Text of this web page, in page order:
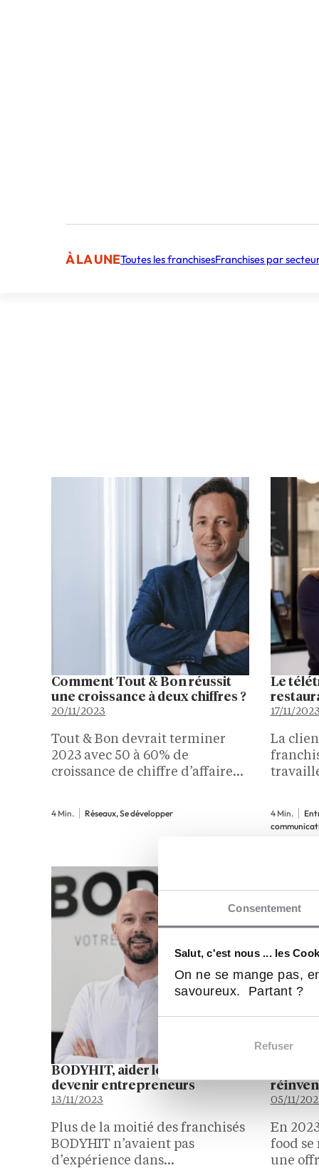
Consentement
Salut, c'est nous ... les
On ne se mange pas,
savoureux. Partant ?
Refuser
À LA UNEToutes les franchisesFranchises par
4 Min. Secteurs
Comment Tout & Bon réussit
une croissance à deux chiffres ?
20/11/2023
Tout & Bon devrait terminer
2023 avec 50 à 60% de
croissance de chiffre d’affaires.
restauration. Marc-Antoine
Toulemonde, dirigeant et
stratégiques. La livraison en
entreprise…
4 Min. Réseaux, Se développer
Le
17/11/
La
Mais
4 Min.
BODYHIT, aider les franchisés à
devenir entrepreneurs
13/11/2023
Plus de la moitié des franchisés
BODYHIT n’avaient pas
d’expérience dans
05/11/
En
food se
une